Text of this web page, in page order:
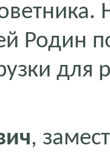
Родин
для
,